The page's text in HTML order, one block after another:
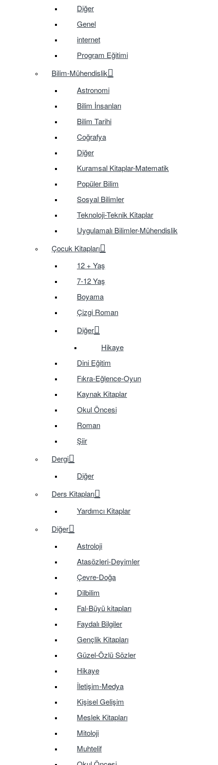
Diğer
Genel
internet
Program Eğitimi
Bilim-Mühendislik
Astronomi
Bilim İnsanları
Bilim Tarihi
Coğrafya
Diğer
Kuramsal Kitaplar-Matematik
Popüler Bilim
Sosyal Bilimler
Teknoloji-Teknik Kitaplar
Uygulamalı Bilimler-Mühendislik
Çocuk Kitapları
12 + Yaş
7-12 Yaş
Boyama
Çizgi Roman
Diğer
Hikaye
Dini Eğitim
Fıkra-Eğlence-Oyun
Kaynak Kitaplar
Okul Öncesi
Roman
Şiir
Dergi
Diğer
Ders Kitapları
Yardımcı Kitaplar
Diğer
Astroloji
Atasözleri-Deyimler
Çevre-Doğa
Dilbilim
Fal-Büyü kitapları
Faydalı Bilgiler
Gençlik Kitapları
Güzel-Özlü Sözler
Hikaye
İletişim-Medya
Kişisel Gelişim
Meslek Kitapları
Mitoloji
Muhtelif